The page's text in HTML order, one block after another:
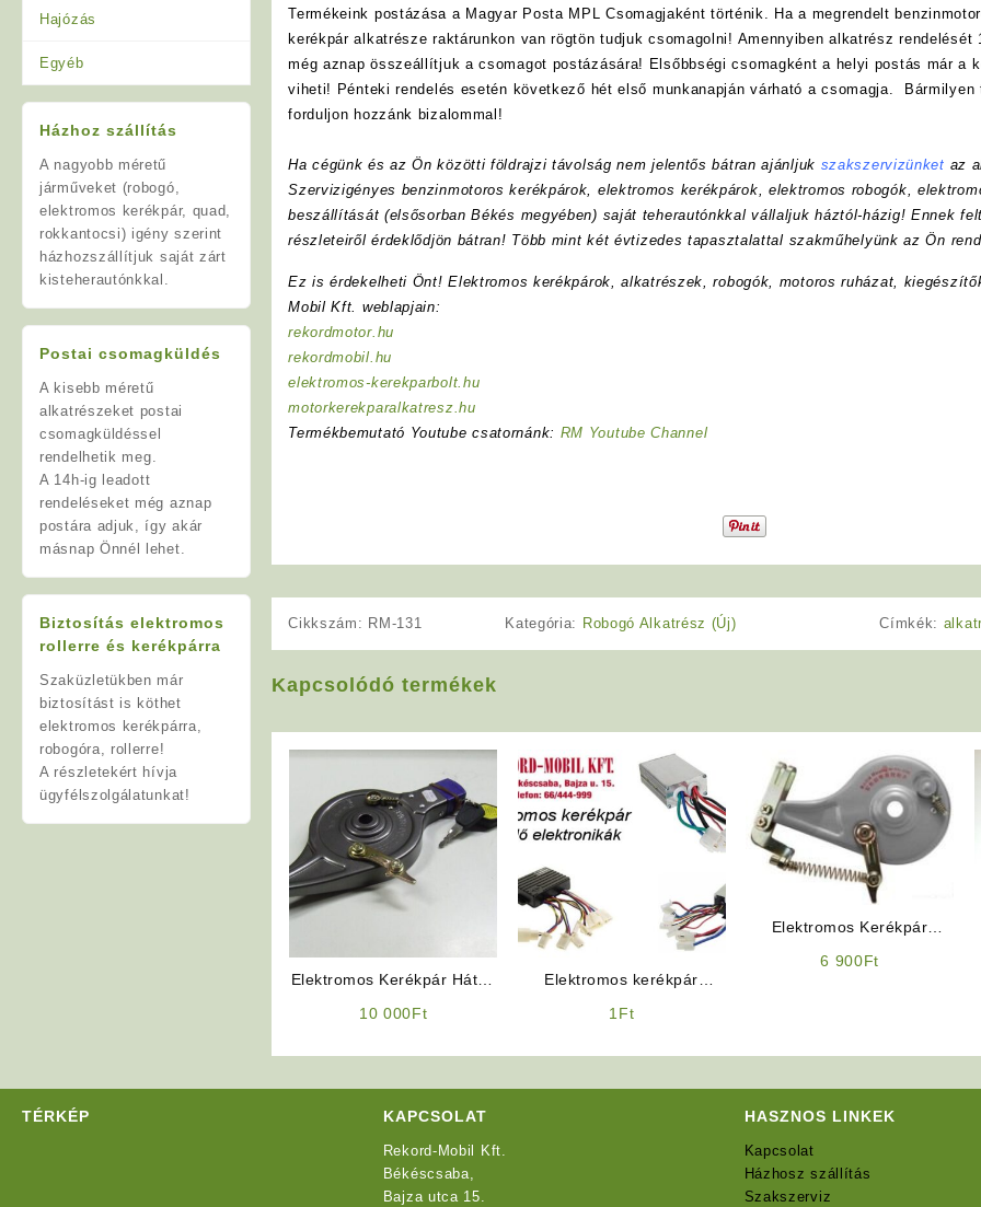
Hajózás
Egyéb
Házhoz szállítás
A nagyobb méretű
járműveket (robogó,
elektromos kerékpár, quad,
rokkantocsi) igény szerint
házhozszállítjuk saját zárt
kisteherautónkkal.
Postai csomagküldés
A kisebb méretű
alkatrészeket postai
csomagküldéssel
rendelhetik meg.
A 14h-ig leadott
rendeléseket még aznap
postára adjuk, így akár
másnap Önnél lehet.
Biztosítás elektromos
rollerre és kerékpárra
Szaküzletükben már
biztosítást is köthet
elektromos kerékpárra,
robogóra, rollerre!
A részletekért hívja
ügyfélszolgálatunkat!
Termékeink postázása a Magyar Posta MPL Csomagjaként történik. Ha a megrendelt
kerékpár alkatrésze raktárunkon van rögtön tudjuk csomagolni! Amennyiben alkatrész rendelését
még aznap összeállítjuk a csomagot postázására! Elsőbbségi csomagként a helyi postás már a
viheti! Pénteki rendelés esetén következő hét első munkanapján várható a csomagja. Bármilyen
forduljon hozzánk bizalommal!
Ha cégünk és az Ön közötti földrajzi távolság nem jelentős bátran ajánljuk szakszervizünket az
Szervizigényes benzinmotoros kerékpárok, elektromos kerékpárok, elektromos robogók,
beszállítását (elsősorban Békés megyében) saját teherautónkkal vállaljuk háztól-házig! Ennek
részleteiről érdeklődjön bátran! Több mint két évtizedes tapasztalattal szakműhelyünk az Ön
Ez is érdekelheti Önt! Elektromos kerékpárok, alkatrészek, robogók, motoros ruházat,
Mobil Kft. weblapjain:
rekordmotor.hu
rekordmobil.hu
elektromos-kerekparbolt.hu
motorkerekparalkatresz.hu
Termékbemutató Youtube csatornánk: RM Youtube Channel
Cikkszám: RM-131 Kategória: Robogó Alkatrész (Új) Címkék:
Kapcsolódó termékek
Elektromos Kerékpár Hátsó
10 000Ft
Elektromos kerékpár
1 Ft
Elektromos Kerékpár
6 900Ft
TÉRKÉP KAPCSOLAT
Rekord-Mobil Kft.
Békéscsaba,
Bajza utca 15.
HASZNOS LINKEK
Kapcsolat
Házhosz szállítás
Szakszerviz